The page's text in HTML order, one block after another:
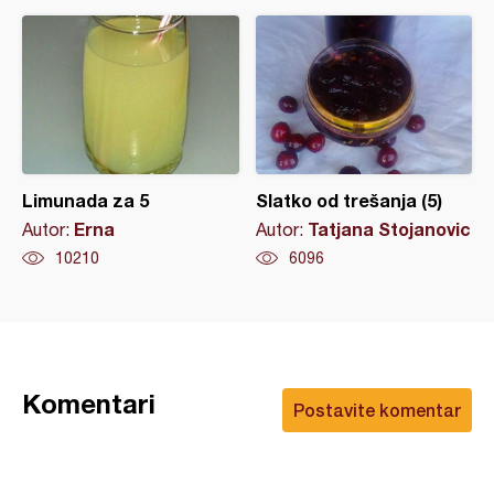
Limunada za 5
Autor: Erna
10210
Slatko od trešanja (5)
Autor: Tatjana Stojanovic
6096
Postavite komentar
Komentari